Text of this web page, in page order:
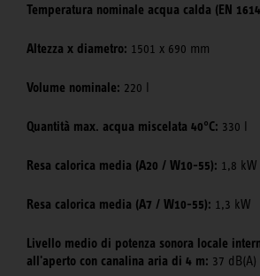
Temperatura nominale acqua calda (EN
Altezza x diametro: 1501 x 690 mm
Volume nominale: 220 l
Quantità max. acqua miscelata 40°C: 330 l
Resa calorica media (A20 / W10-55): 1,8 kW
Resa calorica media (A7 / W10-55): 1,3 kW
Livello medio di potenza sonora locale
all'aperto con canalina aria di 4 m: 37 dB(A)